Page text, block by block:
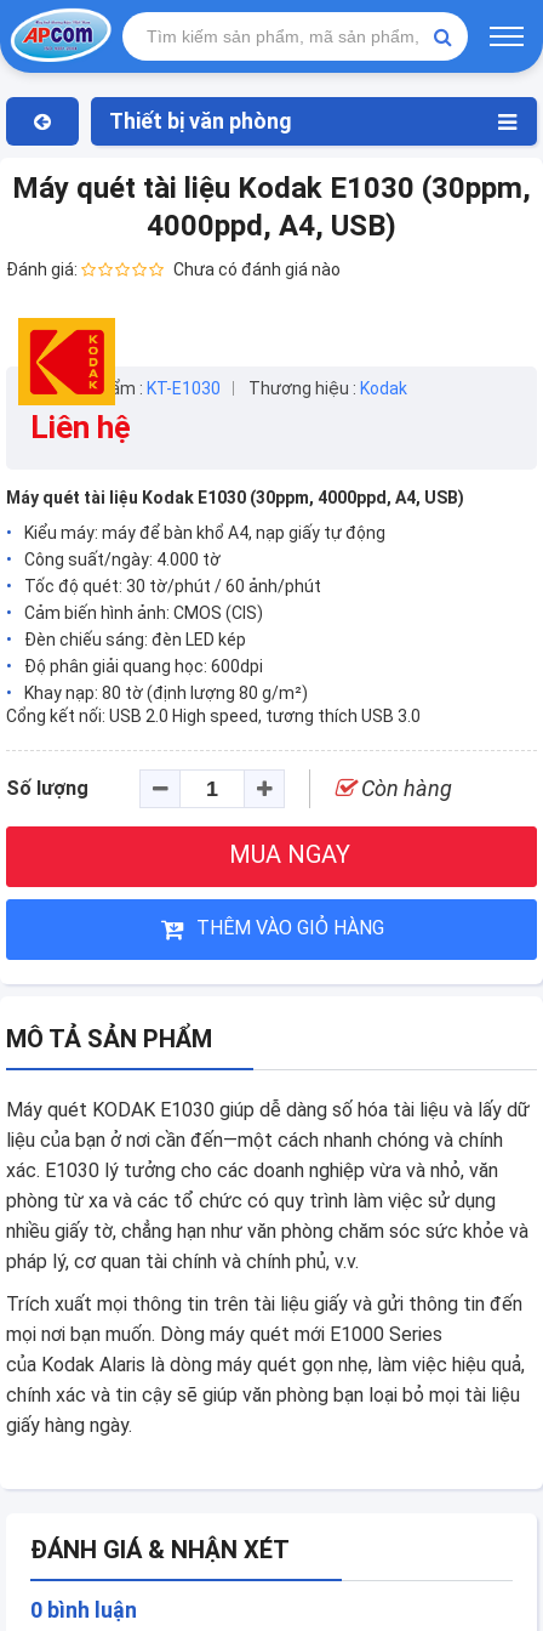
Thiết bị văn phòng
Máy quét tài liệu Kodak E1030 (30ppm,
4000ppd, A4, USB)
Đánh giá: Chưa có đánh giá nào
Mã sản phẩm : KT-E1030 Thương hiệu : Kodak
Liên hệ
Máy quét tài liệu Kodak E1030 (30ppm, 4000ppd, A4, USB)
Kiểu máy: máy để bàn khổ A4, nạp giấy tự động
Công suất/ngày: 4.000 tờ
Tốc độ quét: 30 tờ/phút / 60 ảnh/phút
Cảm biến hình ảnh: CMOS (CIS)
Đèn chiếu sáng: đèn LED kép
Độ phân giải quang học: 600dpi
Khay nạp: 80 tờ (định lượng 80 g/m²)
Cổng kết nối: USB 2.0 High speed, tương thích USB 3.0
Số lượng Còn hàng
MUA NGAY
THÊM VÀO GIỎ HÀNG
MÔ TẢ SẢN PHẨM
Máy quét KODAK E1030 giúp dễ dàng số hóa tài liệu và lấy dữ
liệu của bạn ở nơi cần đến—một cách nhanh chóng và chính
xác. E1030 lý tưởng cho các doanh nghiệp vừa và nhỏ, văn
phòng từ xa và các tổ chức có quy trình làm việc sử dụng
nhiều giấy tờ, chẳng hạn như văn phòng chăm sóc sức khỏe và
pháp lý, cơ quan tài chính và chính phủ, v.v.
Trích xuất mọi thông tin trên tài liệu giấy và gửi thông tin đến
mọi nơi bạn muốn. Dòng máy quét mới E1000 Series
của Kodak Alaris là dòng máy quét gọn nhẹ, làm việc hiệu quả,
chính xác và tin cậy sẽ giúp văn phòng bạn loại bỏ mọi tài liệu
giấy hàng ngày.
ĐÁNH GIÁ & NHẬN XÉT
0 bình luận